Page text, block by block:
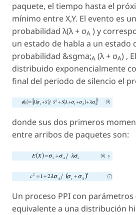
paquete, el tiempo hasta el
mínimo entre X,Y. El evento es
probabilidad λ(λ+ σA ) y
un estado de habla a un estado
probabilidad &sgma;A (λ+ σA) ,
distribuido exponencialmente
final del periodo de silencio el
donde sus dos primeros
entre arribos de paquetes son:
Un proceso PPI con parámetros
equivalente a una distribución